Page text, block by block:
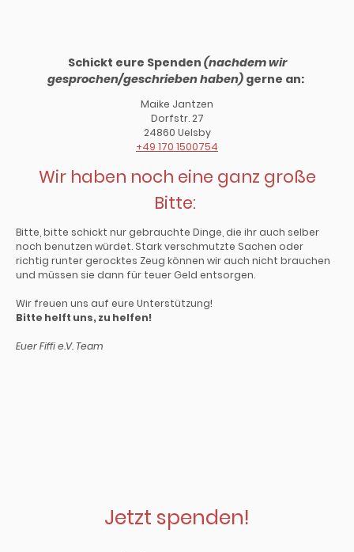
Schickt eure Spenden (nachdem wir
gesprochen/geschrieben haben) gerne an:
Maike Jantzen
Dorfstr. 27
24860 Uelsby
+49 170 1500754
Wir haben noch eine ganz große
Bitte:
Bitte, bitte schickt nur gebrauchte Dinge, die ihr auch selber
noch benutzen würdet. Stark verschmutzte Sachen oder
richtig runter gerocktes Zeug können wir auch nicht brauchen
und müssen sie dann für teuer Geld entsorgen.
Wir freuen uns auf eure Unterstützung!
Bitte helft uns, zu helfen!
Euer Fiffi e.V. Team
Jetzt spenden!